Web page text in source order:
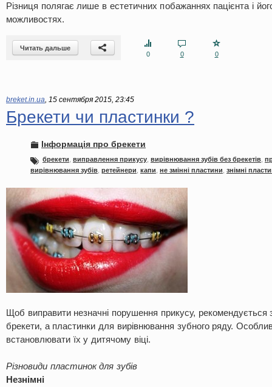
Різниця полягає лише в естетичних побажаннях пацієнта і
можливостях.
Читать дальше
0
0 0
breket.in.ua, 15 сентября 2015, 23:45
Брекети чи пластинки ?
Інформація про брекети
брекети виправлення прикусу вирівнювання зубів без брекетів
вирівнювання зубів ретейнери капи не змінні пластини знімні
Щоб виправити незначні порушення прикусу, рекомендується
брекети, а пластинки для вирівнювання зубного ряду.
встановлювати їх у дитячому віці.
Різновиди пластинок для зубів
Незнімні